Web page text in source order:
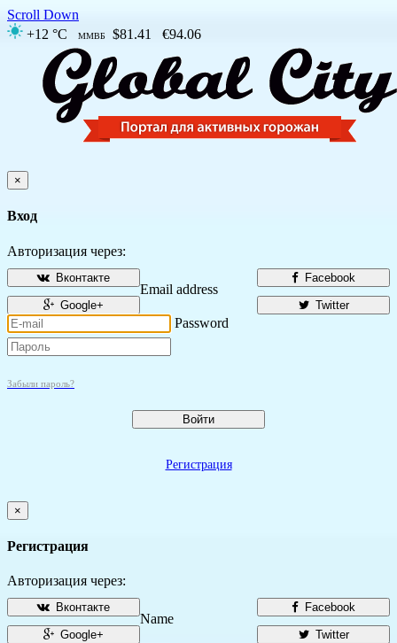
Scroll Down
+12 °C
ММВБ $81.41 €94.06
×
Вход
Авторизация через:
Facebook
Вконтакте
Twitter
Google+
Email address
Password
Забыли пароль?
Войти
Регистрация
×
Регистрация
Авторизация через:
Facebook
Вконтакте
Twitter
Google+
Name